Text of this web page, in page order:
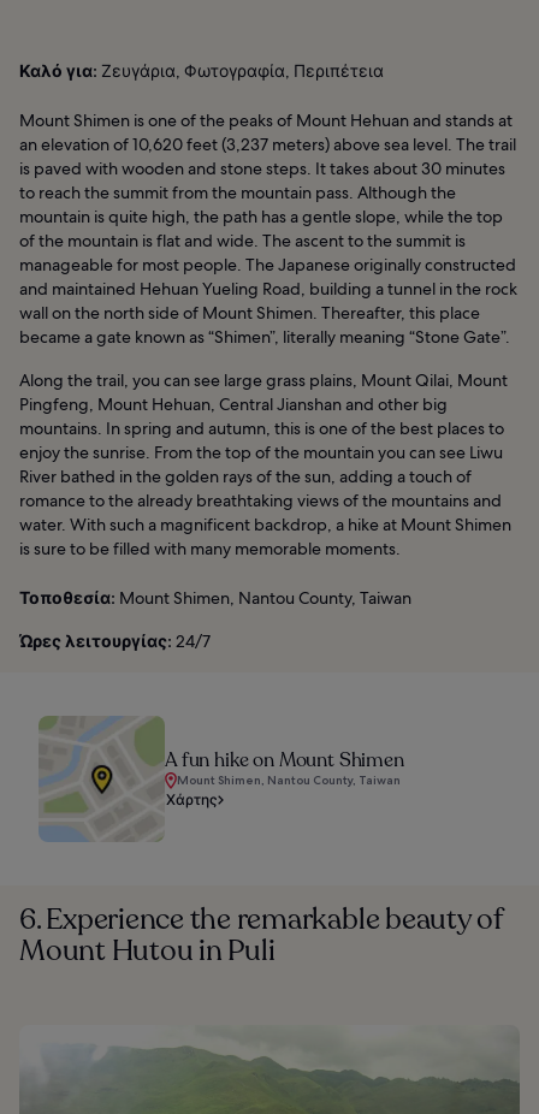
Καλό για: Ζευγάρια, Φωτογραφία, Περιπέτεια
Mount Shimen is one of the peaks of Mount Hehuan and stands at
an elevation of 10,620 feet (3,237 meters) above sea level. The trail
is paved with wooden and stone steps. It takes about 30 minutes
to reach the summit from the mountain pass. Although the
mountain is quite high, the path has a gentle slope, while the top
of the mountain is flat and wide. The ascent to the summit is
manageable for most people. The Japanese originally constructed
and maintained Hehuan Yueling Road, building a tunnel in the rock
wall on the north side of Mount Shimen. Thereafter, this place
became a gate known as “Shimen”, literally meaning “Stone Gate”.
Along the trail, you can see large grass plains, Mount Qilai, Mount
Pingfeng, Mount Hehuan, Central Jianshan and other big
mountains. In spring and autumn, this is one of the best places to
enjoy the sunrise. From the top of the mountain you can see Liwu
River bathed in the golden rays of the sun, adding a touch of
romance to the already breathtaking views of the mountains and
water. With such a magnificent backdrop, a hike at Mount Shimen
is sure to be filled with many memorable moments.
Τοποθεσία: Mount Shimen, Nantou County, Taiwan
Ώρες λειτουργίας: 24/7
A fun hike on Mount Shimen
Mount Shimen, Nantou County, Taiwan
Χάρτης
6. Experience the remarkable beauty of
Mount Hutou in Puli